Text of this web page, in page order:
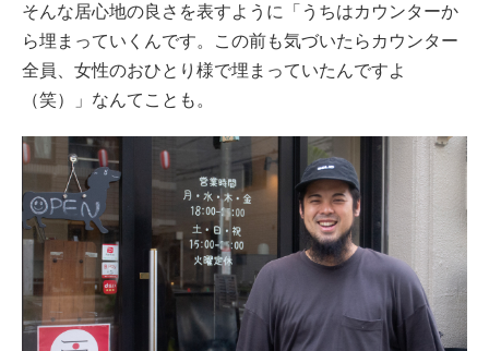
そんな居心地の良さを表すように「うちはカウンターか
ら埋まっていくんです。この前も気づいたらカウンター
全員、女性のおひとり様で埋まっていたんですよ
（笑）」なんてことも。